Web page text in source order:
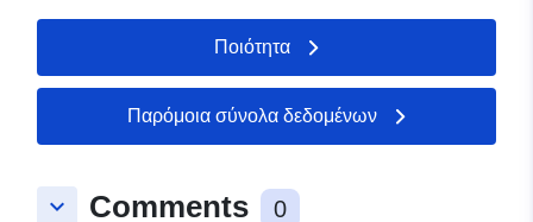
Ποιότητα
Παρόμοια σύνολα δεδομένων
keyboard_arrow_down Comments 0